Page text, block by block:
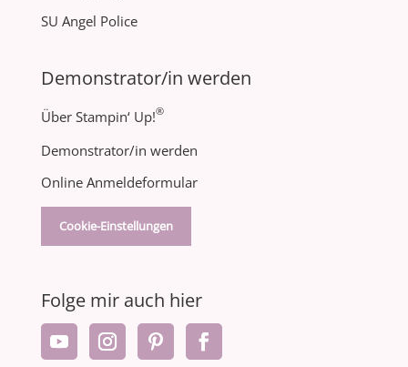
SU Angel Police
Demonstrator/in werden
Über Stampin‘ Up!®
Demonstrator/in werden
Online Anmeldeformular
Cookie-Einstellungen
Folge mir auch hier